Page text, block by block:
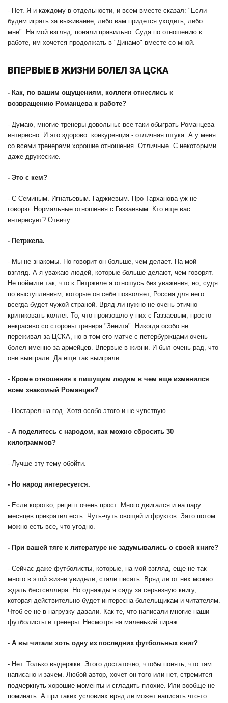
- Нет. Я и каждому в отдельности, и всем вместе сказал: "Если
будем играть за выживание, либо вам придется уходить, либо
мне". На мой взгляд, поняли правильно. Судя по отношению к
работе, им хочется продолжать в "Динамо" вместе со мной.
ВПЕРВЫЕ В ЖИЗНИ БОЛЕЛ ЗА ЦСКА
- Как, по вашим ощущениям, коллеги отнеслись к
возвращению Романцева к работе?
- Думаю, многие тренеры довольны: все-таки обыграть Романцева
интересно. И это здорово: конкуренция - отличная штука. А у меня
со всеми тренерами хорошие отношения. Отличные. С некоторыми
даже дружеские.
- Это с кем?
- С Семиным. Игнатьевым. Гаджиевым. Про Тарханова уж не
говорю. Нормальные отношения с Газзаевым. Кто еще вас
интересует? Отвечу.
- Петржела.
- Мы не знакомы. Но говорит он больше, чем делает. На мой
взгляд. А я уважаю людей, которые больше делают, чем говорят.
Не поймите так, что к Петржеле я отношусь без уважения, но, судя
по выступлениям, которые он себе позволяет, Россия для него
всегда будет чужой страной. Вряд ли нужно не очень этично
критиковать коллег. То, что произошло у них с Газзаевым, просто
некрасиво со стороны тренера "Зенита". Никогда особо не
переживал за ЦСКА, но в том его матче с петербуржцами очень
болел именно за армейцев. Впервые в жизни. И был очень рад, что
они выиграли. Да еще так выиграли.
- Кроме отношения к пишущим людям в чем еще изменился
всем знакомый Романцев?
- Постарел на год. Хотя особо этого и не чувствую.
- А поделитесь с народом, как можно сбросить 30
килограммов?
- Лучше эту тему обойти.
- Но народ интересуется.
- Если коротко, рецепт очень прост. Много двигался и на пару
месяцев прекратил есть. Чуть-чуть овощей и фруктов. Зато потом
можно есть все, что угодно.
- При вашей тяге к литературе не задумывались о своей книге?
- Сейчас даже футболисты, которые, на мой взгляд, еще не так
много в этой жизни увидели, стали писать. Вряд ли от них можно
ждать бестселлера. Но однажды я сяду за серьезную книгу,
которая действительно будет интересна болельщикам и читателям.
Чтоб ее не в нагрузку давали. Как те, что написали многие наши
футболисты и тренеры. Несмотря на маленький тираж.
- А вы читали хоть одну из последних футбольных книг?
- Нет. Только выдержки. Этого достаточно, чтобы понять, что там
написано и зачем. Любой автор, хочет он того или нет, стремится
подчеркнуть хорошие моменты и сгладить плохие. Или вообще не
поминать. А при таких условиях вряд ли может написать что-то